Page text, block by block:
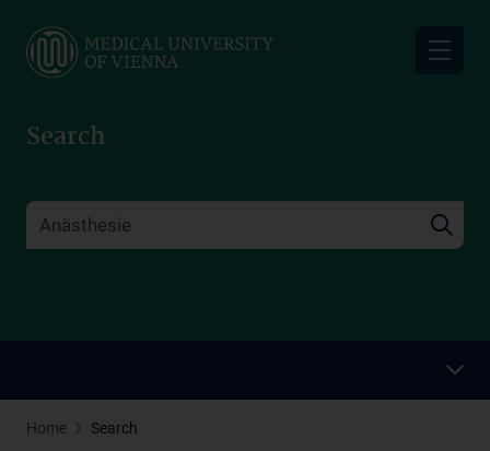
main
Search
Home Search